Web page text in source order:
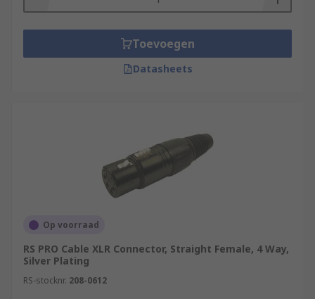
Toevoegen
Datasheets
Op voorraad
RS PRO Cable XLR Connector, Straight Female, 4 Way,
Silver Plating
RS-stocknr. 208-0612